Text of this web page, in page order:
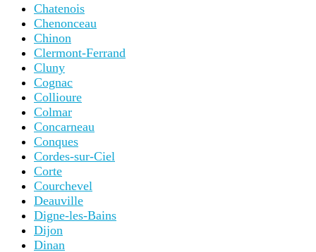
Chatenois
Chenonceau
Chinon
Clermont-Ferrand
Cluny
Cognac
Collioure
Colmar
Concarneau
Conques
Cordes-sur-Ciel
Corte
Courchevel
Deauville
Digne-les-Bains
Dijon
Dinan